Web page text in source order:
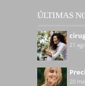
ÚLTIMAS
21
20